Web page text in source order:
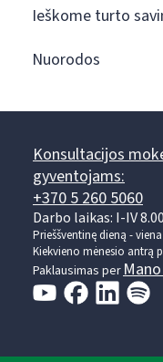
Ieškome turto
Nuorodos
Konsultacijos
gyventojams:
+370 5 260 5060
Darbo laikas: I-IV
Prieššventinę dieną -
Kiekvieno mėnesio antrą
Paklausimas per